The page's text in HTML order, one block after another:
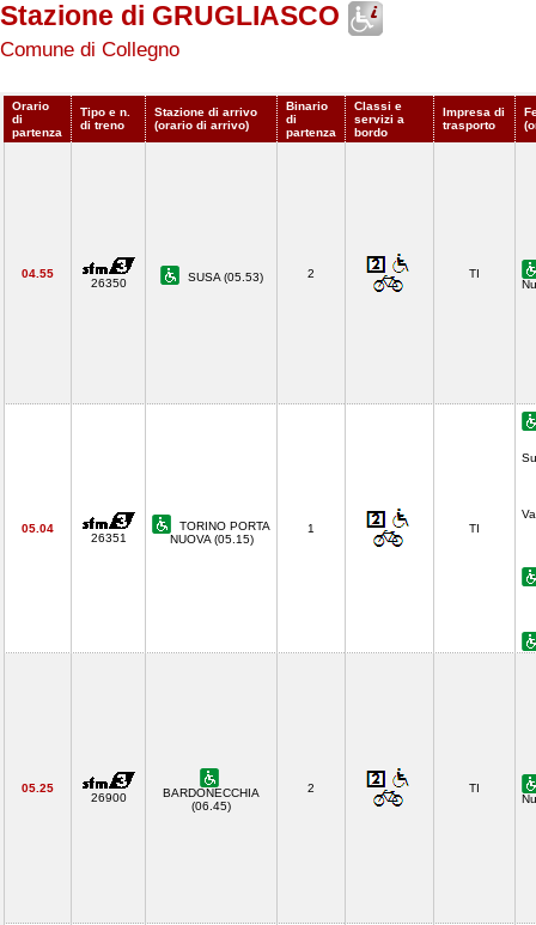
Stazione di GRUGLIASCO
Comune di Collegno
Orario
di
partenza
Tipo e n.
di treno
Stazione di arrivo
(orario di arrivo)
Binario
di
partenza
Classi e
servizi a
bordo
Impresa di
trasporto
04.55
26350 SUSA (05.53) 2
TI
05.04
26351
TORINO PORTA
NUOVA (05.15)
1 TI
05.25
26900
BARDONECCHIA
(06.45)
2
TI